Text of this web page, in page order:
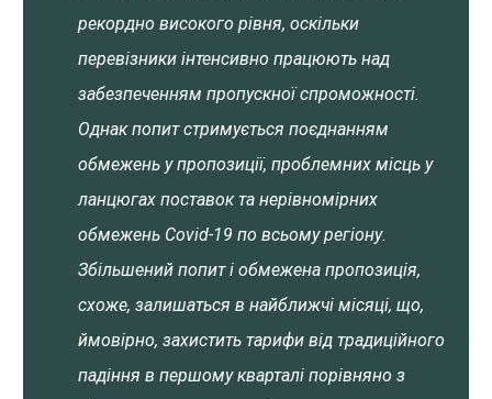
рекордно високого рівня, оскільки
перевізники інтенсивно працюють над
забезпеченням пропускної спроможності.
Однак попит стримується поєднанням
обмежень у пропозиції, проблемних місць у
ланцюгах поставок та нерівномірних
обмежень Covid-19 по всьому регіону.
Збільшений попит і обмежена пропозиція,
схоже, залишаться в найближчі місяці, що,
ймовірно, захистить тарифи від традиційного
падіння в першому кварталі порівняно з